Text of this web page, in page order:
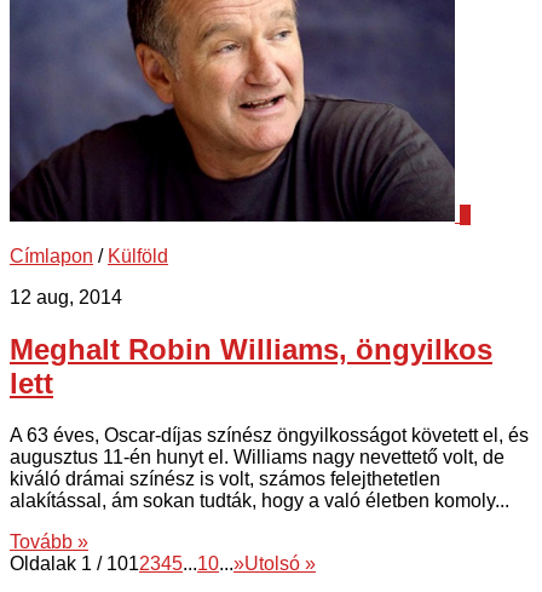
Címlapon / Külföld
12 aug, 2014
Meghalt Robin Williams, öngyilkos
lett
A 63 éves, Oscar-díjas színész öngyilkosságot követett el, és
augusztus 11-én hunyt el. Williams nagy nevettető volt, de
kiváló drámai színész is volt, számos felejthetetlen
alakítással, ám sokan tudták, hogy a való életben komoly...
Tovább »
Oldalak 1 / 1012345...10...»Utolsó »